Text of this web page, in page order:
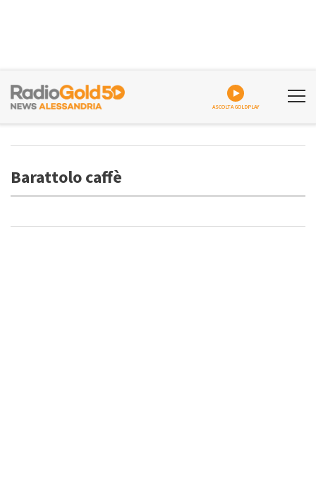
ASCOLTA GOLDPLAY
Barattolo caffè